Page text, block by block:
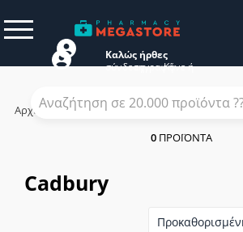
Καλώς ήρθες
Κάνε
σύνδεση ή
εγγραφή
Αρχική / Εταιρίες
Cadbury
0 ΠΡΟΪΌΝΤΑ
Cadbury